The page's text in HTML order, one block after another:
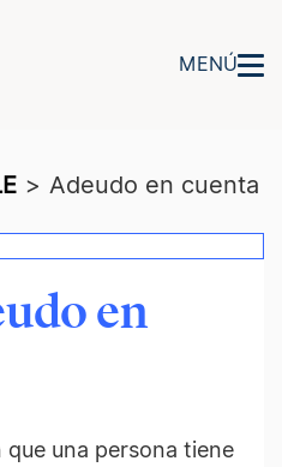
MENÚ
> Adeudo en cuenta
en
una persona tiene